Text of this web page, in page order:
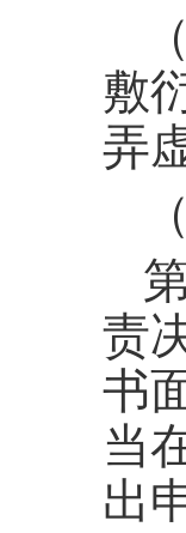
敷
弄
责
书
当
出